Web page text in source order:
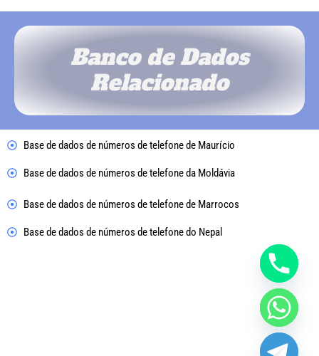
Banco de Dados
Relacionado
Base de dados de números de telefone de Maurício
Base de dados de números de telefone da Moldávia
Base de dados de números de telefone de Marrocos
Base de dados de números de telefone do Nepal